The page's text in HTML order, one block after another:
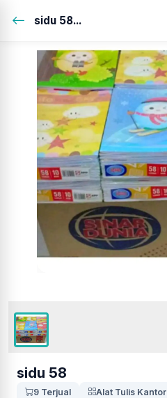
sidu 58...
sidu 58
9 Terjual
Alat Tulis Kantor